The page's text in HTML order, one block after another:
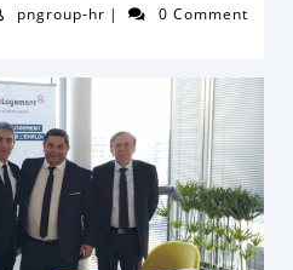
pngroup-hrpngroup-
|
0 Comment